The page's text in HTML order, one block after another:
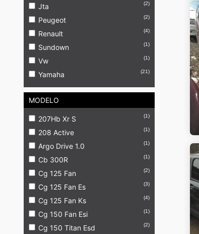
Jta (2)
Peugeot (2)
Renault (4)
Sundown (1)
Vw (1)
Yamaha (21)
MODELO
207Hb Xr S (1)
208 Active (1)
Argo Drive 1.0 (1)
Cb 300R (1)
Cg 125 Fan (2)
Cg 125 Fan Es (3)
Cg 125 Fan Ks (4)
Cg 150 Fan Esi (1)
Cg 150 Titan Esd (2)